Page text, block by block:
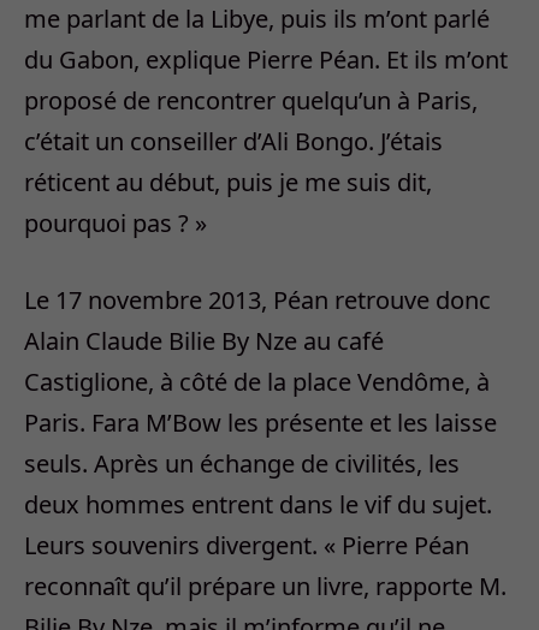
me parlant de la Libye, puis ils m’ont parlé
du Gabon, explique Pierre Péan. Et ils m’ont
proposé de rencontrer quelqu’un à Paris,
c’était un conseiller d’Ali Bongo. J’étais
réticent au début, puis je me suis dit,
pourquoi pas ? »
Le 17 novembre 2013, Péan retrouve donc
Alain Claude Bilie By Nze au café
Castiglione, à côté de la place Vendôme, à
Paris. Fara M’Bow les présente et les laisse
seuls. Après un échange de civilités, les
deux hommes entrent dans le vif du sujet.
Leurs souvenirs divergent. « Pierre Péan
reconnaît qu’il prépare un livre, rapporte M.